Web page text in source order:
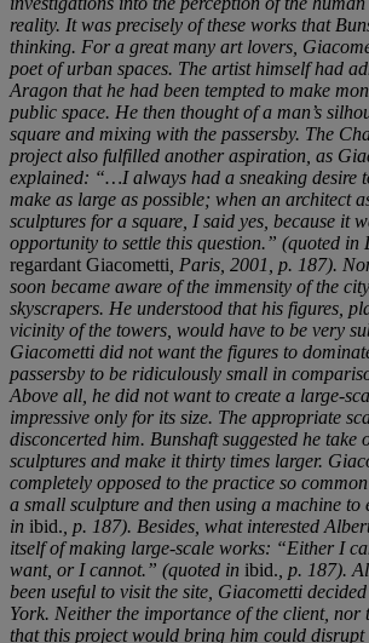
reality. It was precisely of these works that
thinking. For a great many art lovers,
poet of urban spaces. The artist himself had
Aragon that he had been tempted to make
public space. He then thought of a man’s
square and mixing with the passersby. The
project also fulfilled another aspiration, as
explained: “…I always had a sneaking desire
make as large as possible; when an architect
sculptures for a square, I said yes, because it
opportunity to settle this question.” (quoted in
regardant Giacometti , Paris, 2001, p. 187).
soon became aware of the immensity of the
skyscrapers. He understood that his figures,
vicinity of the towers, would have to be very
Giacometti did not want the figures to
passersby to be ridiculously small in
Above all, he did not want to create a large-
impressive only for its size. The appropriate
disconcerted him. Bunshaft suggested he take
sculptures and make it thirty times larger.
completely opposed to the practice so
a small sculpture and then using a machine to
in ibid. , p. 187). Besides, what interested
itself of making large-scale works: “Either I
want, or I cannot.” (quoted in ibid. , p. 187).
been useful to visit the site, Giacometti
York. Neither the importance of the client, nor
that this project would bring him could